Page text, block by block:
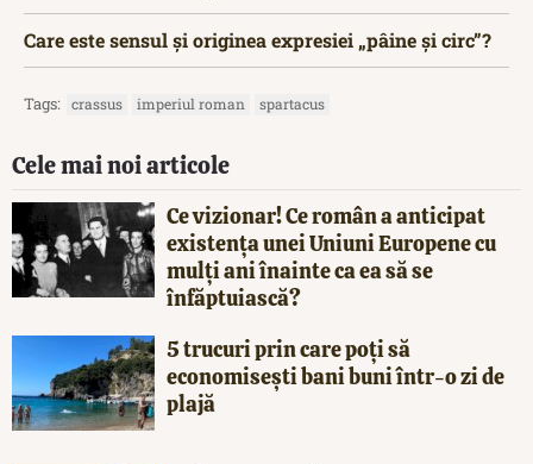
Care este sensul și originea expresiei „pâine și circ”?
Tags: crassus imperiul roman spartacus
Cele mai noi articole
Ce vizionar! Ce român a anticipat
existența unei Uniuni Europene cu
mulți ani înainte ca ea să se
înfăptuiască?
5 trucuri prin care poți să
economisești bani buni într-o zi de
plajă